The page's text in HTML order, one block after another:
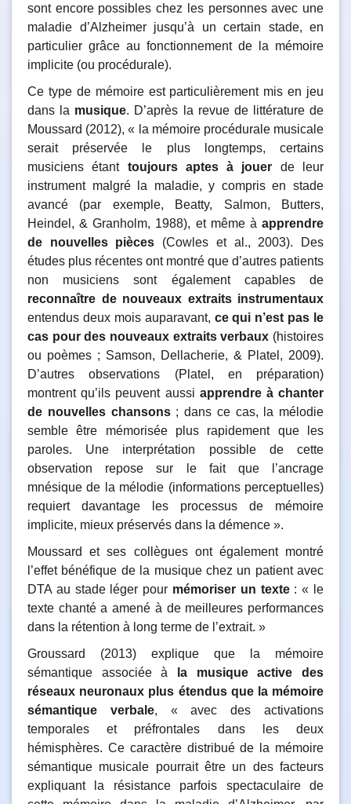
sont encore possibles chez les personnes avec une
maladie d’Alzheimer jusqu’à un certain stade, en
particulier grâce au fonctionnement de la mémoire
implicite (ou procédurale).
Ce type de mémoire est particulièrement mis en jeu
dans la musique. D’après la revue de littérature de
Moussard (2012), « la mémoire procédurale musicale
serait préservée le plus longtemps, certains
musiciens étant toujours aptes à jouer de leur
instrument malgré la maladie, y compris en stade
avancé (par exemple, Beatty, Salmon, Butters,
Heindel, & Granholm, 1988), et même à apprendre
de nouvelles pièces (Cowles et al., 2003). Des
études plus récentes ont montré que d’autres patients
non musiciens sont également capables de
reconnaître de nouveaux extraits instrumentaux
entendus deux mois auparavant, ce qui n’est pas le
cas pour des nouveaux extraits verbaux (histoires
ou poèmes ; Samson, Dellacherie, & Platel, 2009).
D’autres observations (Platel, en préparation)
montrent qu’ils peuvent aussi apprendre à chanter
de nouvelles chansons; dans ce cas, la mélodie
semble être mémorisée plus rapidement que les
paroles. Une interprétation possible de cette
observation repose sur le fait que l’ancrage
mnésique de la mélodie (informations perceptuelles)
requiert davantage les processus de mémoire
implicite, mieux préservés dans la démence ».
Moussard et ses collègues ont également montré
l’effet bénéfique de la musique chez un patient avec
DTA au stade léger pour mémoriser un texte: « le
texte chanté a amené à de meilleures performances
dans la rétention à long terme de l’extrait. »
Groussard (2013) explique que la mémoire
sémantique associée à la musique active des
réseaux neuronaux plus étendus que la mémoire
sémantique verbale, « avec des activations
temporales et préfrontales dans les deux
hémisphères. Ce caractère distribué de la mémoire
sémantique musicale pourrait être un des facteurs
expliquant la résistance parfois spectaculaire de